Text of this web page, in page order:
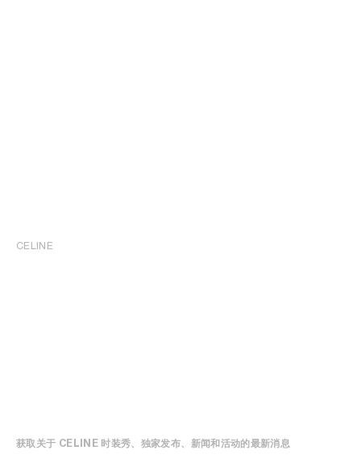
CELINE
获取关于 CELINE 时装秀、独家发布、新闻和活动的最新消息